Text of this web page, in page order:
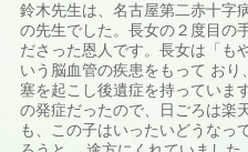
鈴木先生は、名古屋第二赤十字
の先生でした。長女の２度目の
ださった恩人です。長女は「も
いう脳血管の疾患をもって おり
塞を起こし後遺症を持っていま
の発症だったので、日ごろは楽
も、この子はいったいどうなっ